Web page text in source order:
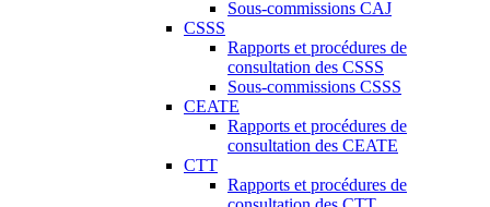
Sous-commissions CAJ
CSSS
Rapports et procédures de
consultation des CSSS
Sous-commissions CSSS
CEATE
Rapports et procédures de
consultation des CEATE
CTT
Rapports et procédures de